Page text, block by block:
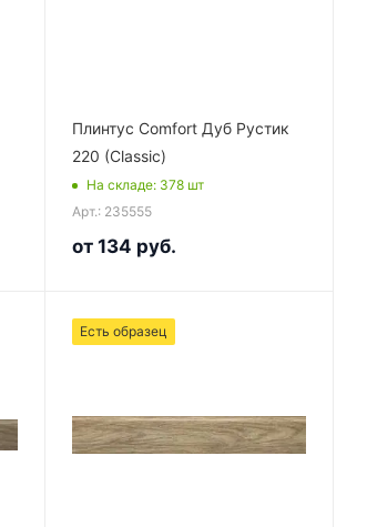
Плинтус Comfort Дуб Рустик
220 (Classic)
На складе: 378 шт
Арт.: 235555
от134 руб.
Есть образец